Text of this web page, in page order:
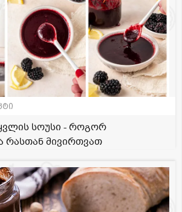
სოუსი - როგორ
რასთან მივირთვათ